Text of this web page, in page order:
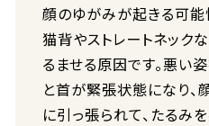
顔のゆがみが起きる可能
猫背やストレートネック
るませる原因です。悪い
と首が緊張状態になり
に引っ張られて、たるみ